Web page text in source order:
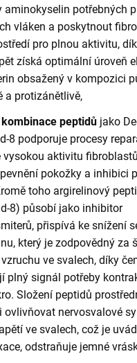
aminokyselin potřebných
vláken a poskytnout
pro plnou aktivitu,
získá optimální úroveň
obsažený v kompozici
a protizánětlivě,
kombinace peptidů jako
8 podporuje procesy
vysokou aktivitu
pokožky a inhibici
toho argirelinový
8) působí jako inhibitor
přispívá ke snížení
který je zodpovědný za
ve svalech, díky
plný signál potřeby
Složení peptidů
ovlivňovat nervosvalové
ve svalech, což je
odstraňuje jemné